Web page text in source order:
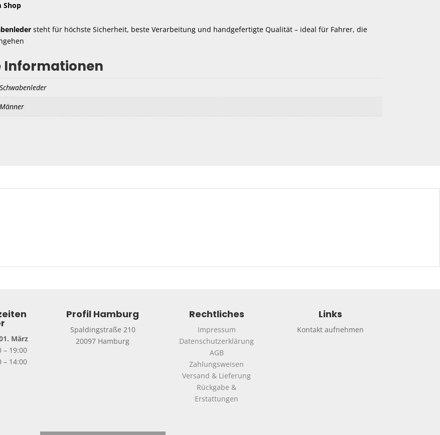
Shop
steht für höchste Sicherheit, beste Verarbeitung und handgefertigte Qualität – ideal für Fahrer, die
Informationen
Schwabenleder
Männer
März
– 19:00
– 14:00
Profil Hamburg
Spaldingstraße 210
20097 Hamburg
Rechtliches
Impressum
Datenschutzerklärung
AGB
Zahlungsweisen
Versand & Lieferung
Rückgabe &
Erstattungen
Links
Kontakt aufnehmen